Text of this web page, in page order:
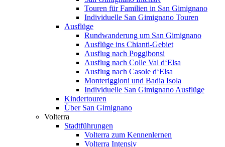
Touren für Familien in San Gimignano
Individuelle San Gimignano Touren
Ausflüge
Rundwanderung um San Gimignano
Ausflüge ins Chianti-Gebiet
Ausflug nach Poggibonsi
Ausflug nach Colle Val d‘Elsa
Ausflug nach Casole d‘Elsa
Monteriggioni und Badia Isola
Individuelle San Gimignano Ausflüge
Kindertouren
Über San Gimignano
Volterra
Stadtführungen
Volterra zum Kennenlernen
Volterra Intensiv